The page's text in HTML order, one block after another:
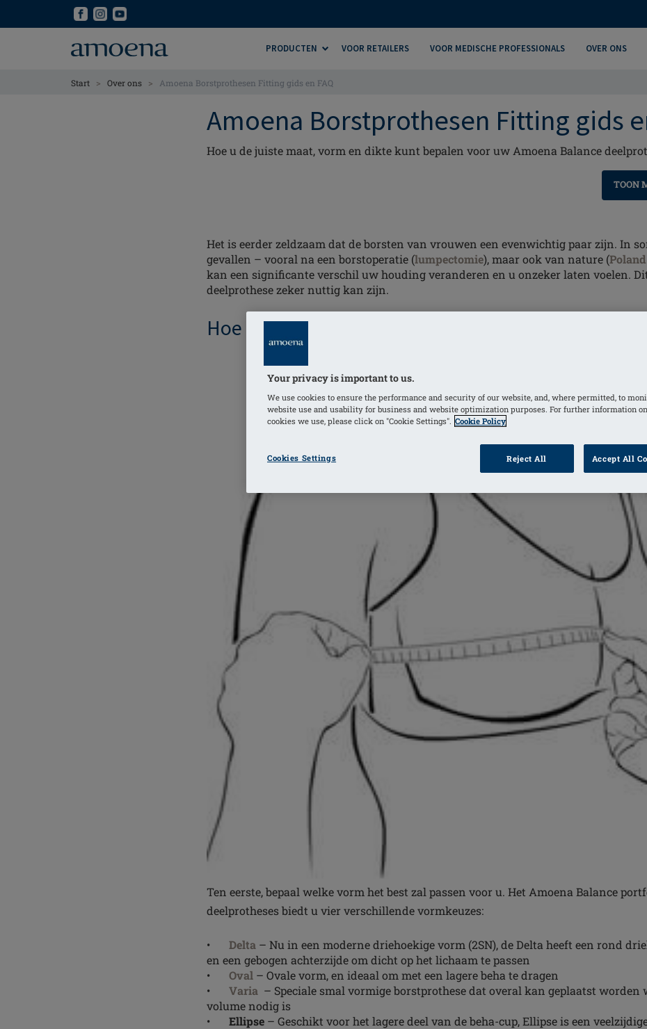
PRODUCTEN VOOR RETAILERS VOOR MEDISCHE PROFESSIONALS OVER ONS
Start > Over ons > Amoena Borstprothesen Fitting gids en FAQ
Amoena Borstprothesen Fitting gids
Hoe u de juiste maat, vorm en dikte kunt bepalen voor uw Amoena Balance
TOON
Het is eerder zeldzaam dat de borsten van vrouwen een evenwichtig paar zijn. In
gevallen – vooral na een borstoperatie (lumpectomie), maar ook van nature (
kan een significante verschil uw houding veranderen en u onzeker laten voelen.
deelprothese zeker nuttig kan zijn.
Hoe u uw deelprothese meet
Ten eerste, bepaal welke vorm het best zal passen voor u. Het Amoena Balance
deelprotheses biedt u vier verschillende vormkeuzes:
• Delta – Nu in een moderne driehoekige vorm (2SN), de Delta heeft een rond
en een gebogen achterzijde om dicht op het lichaam te passen
•
Oval – Ovale vorm, en ideaal om met een lagere beha te dragen
•
Varia – Speciale smal vormige borstprothese dat overal kan geplaatst worden
volume nodig is
•
Ellipse – Geschikt voor het lagere deel van de beha-cup, Ellipse is een
Your privacy is important to us.
We use cookies to ensure the performance and security of our website, and, where permitted, to
website use and usability for business and website optimization purposes. For further information
cookies we use, please click on "Cookie Settings". Cookie Policy
Cookies Settings Reject All Accept All